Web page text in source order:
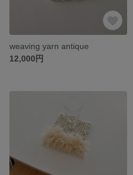
weaving yarn antique
12,000円